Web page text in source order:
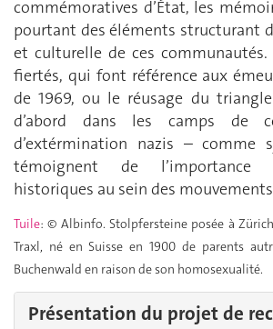
commémoratives d’État, les
pourtant des éléments structurant
et culturelle de ces communautés.
fiertés, qui font référence aux
de 1969, ou le réusage du
d’abord dans les camps de
d’extérmination nazis – comme
témoignent de l’importance
historiques au sein des
Tuile: © Albinfo. Stolpfersteine posée à
Traxl, né en Suisse en 1900 de parents
Buchenwald en raison de son homosexualité.
Présentation du projet de